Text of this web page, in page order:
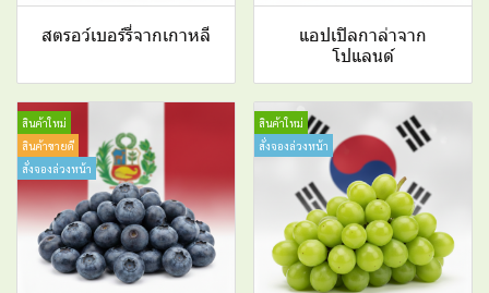
สตรอว์เบอร์รี่จากเกาหลี
แอปเปิลกาล่าจาก
โปแลนด์
สินค้าใหม่
สินค้าขายดี
สั่งจองล่วงหน้า
สินค้าใหม่
สั่งจองล่วงหน้า